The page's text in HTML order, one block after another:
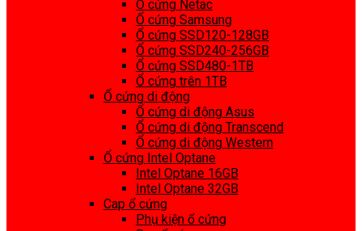
Ổ cứng Netac
Ổ cứng Samsung
Ổ cứng SSD120-128GB
Ổ cứng SSD240-256GB
Ổ cứng SSD480-1TB
Ổ cứng trên 1TB
Ổ cứng di động
Ổ cứng di động Asus
Ổ cứng di động Transcend
Ổ cứng di động Western
Ổ cứng Intel Optane
Intel Optane 16GB
Intel Optane 32GB
Cap ổ cứng
Phụ kiện ổ cứng